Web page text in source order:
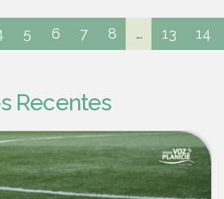
5 6 7 8 ... 13 14
Recentes